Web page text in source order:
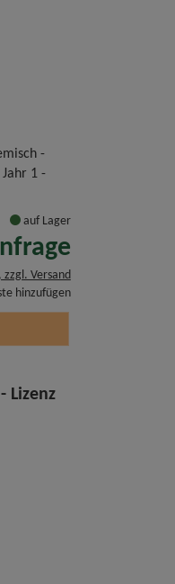
-
1 -
auf Lager
zzgl. Versand
hinzufügen
Lizenz